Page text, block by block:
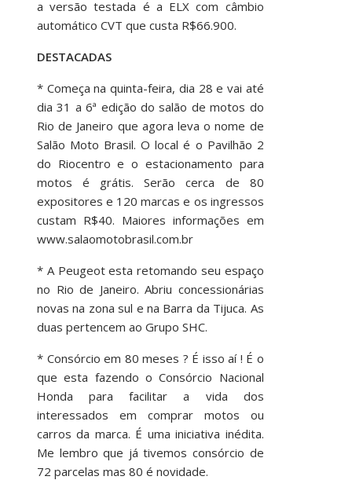
a versão testada é a ELX com câmbio
automático CVT que custa R$66.900.
DESTACADAS
* Começa na quinta-feira, dia 28 e vai até
dia 31 a 6ª edição do salão de motos do
Rio de Janeiro que agora leva o nome de
Salão Moto Brasil. O local é o Pavilhão 2
do Riocentro e o estacionamento para
motos é grátis. Serão cerca de 80
expositores e 120 marcas e os ingressos
custam R$40. Maiores informações em
www.salaomotobrasil.com.br
* A Peugeot esta retomando seu espaço
no Rio de Janeiro. Abriu concessionárias
novas na zona sul e na Barra da Tijuca. As
duas pertencem ao Grupo SHC.
* Consórcio em 80 meses ? É isso aí ! É o
que esta fazendo o Consórcio Nacional
Honda para facilitar a vida dos
interessados em comprar motos ou
carros da marca. É uma iniciativa inédita.
Me lembro que já tivemos consórcio de
72 parcelas mas 80 é novidade.